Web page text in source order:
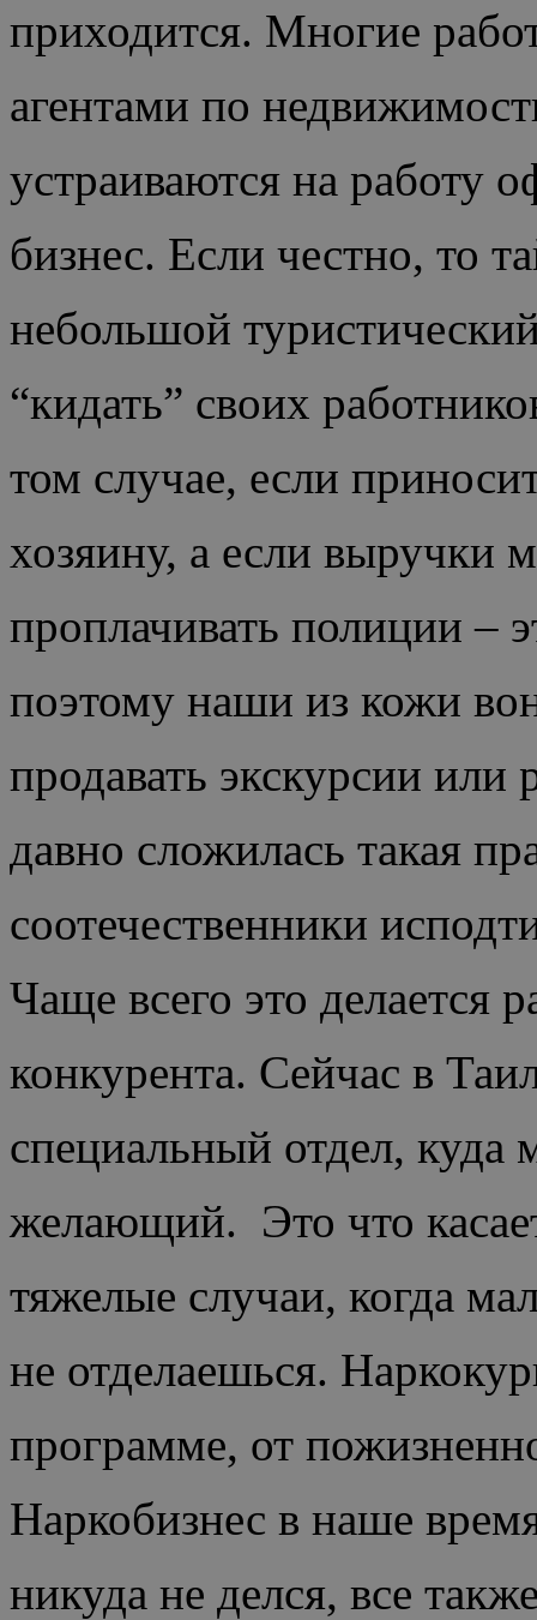
приходится. Многие
агентами по
устраиваются на работу
бизнес. Если честно, то
небольшой
“кидать” своих
том случае, если
хозяину, а если выручки
проплачивать полиции –
поэтому наши из кожи
продавать экскурсии
давно сложилась такая
соотечественники
Чаще всего это делается
конкурента. Сейчас в
специальный отдел, куда
желающий. Это что
тяжелые случаи, когда
не отделаешься.
программе, от
Наркобизнес в наше
никуда не делся, все